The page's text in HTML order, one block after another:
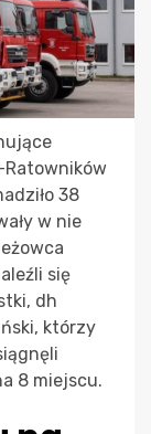
Ratowników
38
w nie
się
dh
którzy
8 miejscu.